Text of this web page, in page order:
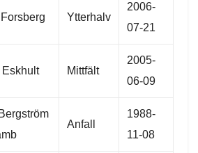
Ytterhalv
2006-
07-21
Eskhult Mittfält
2005-
06-09
Anfall
1988-
11-08